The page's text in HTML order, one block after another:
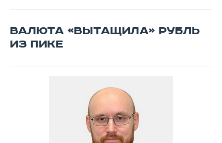
ВАЛЮТА «ВЫТАЩИЛА» РУБЛЬ
ИЗ ПИКЕ